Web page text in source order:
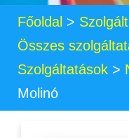
Főoldal >
Összes
Szolgáltatások >
Molinó